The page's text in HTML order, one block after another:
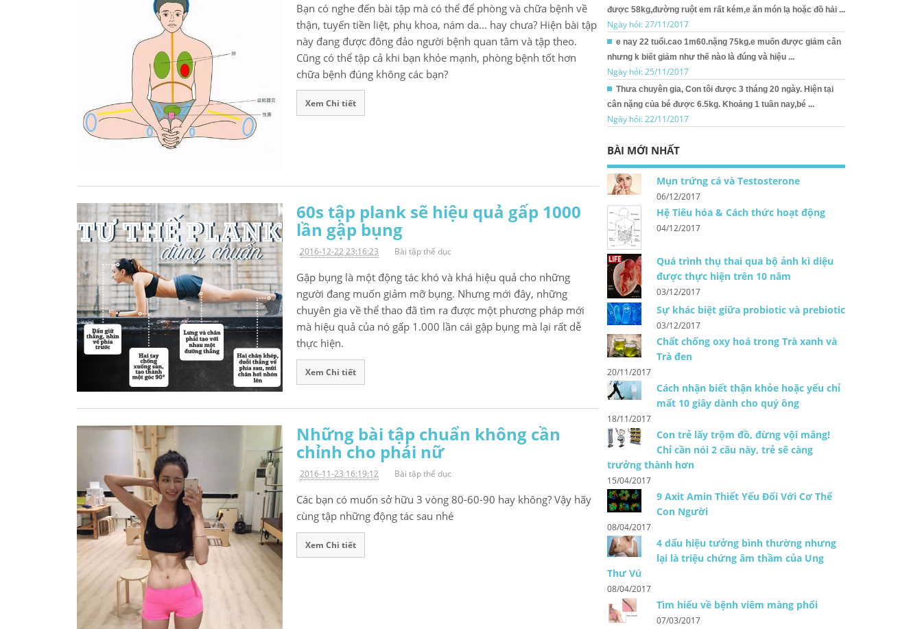
Bạn có nghe đến bài tập mà có thể để phòng và chữa bệnh về
thận, tuyến tiền liệt, phụ khoa, nám da... hay chưa? Hiện bài tập
này đang được đông đảo người bệnh quan tâm và tập theo.
Cũng có thể tập cả khi bạn khỏe mạnh, phòng bệnh tốt hơn
chữa bệnh đúng không các bạn?
Xem Chi tiết
60s tập plank sẽ hiệu quả gấp 1000
lần gập bụng
2016-12-22 23:16:23 Bài tập thể dục
Gập bụng là một động tác khó và khá hiệu quả cho những
người đang muốn giảm mỡ bụng. Nhưng mới đây, những
chuyên gia về thể thao đã tìm ra được một phương pháp mới
mà hiệu quả của nó gấp 1.000 lần cái gập bụng mà lại rất dễ
thực hiện.
Xem Chi tiết
Những bài tập chuẩn không cần
chỉnh cho phái nữ
2016-11-23 16:19:12 Bài tập thể dục
Các bạn có muốn sở hữu 3 vòng 80-60-90 hay không? Vậy hãy
cùng tập những động tác sau nhé
Xem Chi tiết
được 58kg,đường ruột em rất kém,e ăn món lạ hoặc đồ hải ...
Ngày hỏi: 27/11/2017
e nay 22 tuổi.cao 1m60.nặng 75kg.e muốn được giảm cân
nhưng k biết giảm như thế nào là đúng và hiệu ...
Ngày hỏi: 25/11/2017
Thưa chuyên gia, Con tôi được 3 tháng 20 ngày. Hiện tại
cân nặng của bé được 6.5kg. Khoảng 1 tuần nay,bé ...
Ngày hỏi: 22/11/2017
BÀI MỚI NHẤT
Mụn trứng cá và Testosterone
06/12/2017
Hệ Tiêu hóa & Cách thức hoạt động
04/12/2017
Quá trình thụ thai qua bộ ảnh kì diệu
được thực hiện trên 10 năm
03/12/2017
Sự khác biệt giữa probiotic và prebiotic
03/12/2017
Chất chống oxy hoá trong Trà xanh và
Trà đen
20/11/2017
Cách nhận biết thận khỏe hoặc yếu chỉ
mất 10 giây dành cho quý ông
18/11/2017
Con trẻ lấy trộm đồ, đừng vội mắng!
Chỉ cần nói 2 câu này, trẻ sẽ càng
trưởng thành hơn
15/04/2017
9 Axit Amin Thiết Yếu Đối Với Cơ Thể
Con Người
08/04/2017
4 dấu hiệu tưởng bình thường nhưng
lại là triệu chứng âm thầm của Ung
Thư Vú
08/04/2017
Tìm hiểu về bệnh viêm màng phổi
07/03/2017